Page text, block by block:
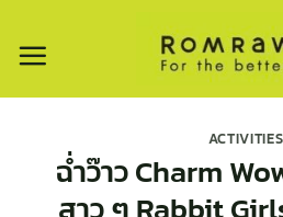
ACTIVITIES
ฉ่ำว๊าว Charm